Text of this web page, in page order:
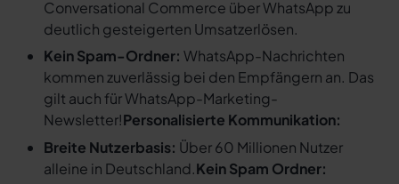
Conversational Commerce über WhatsApp zu
deutlich gesteigerten Umsatzerlösen.
Kein Spam-Ordner: WhatsApp-Nachrichten
kommen zuverlässig bei den Empfängern an. Das
gilt auch für WhatsApp-Marketing-
Newsletter!Personalisierte Kommunikation:
Breite Nutzerbasis: Über 60 Millionen Nutzer
alleine in Deutschland.Kein Spam Ordner: